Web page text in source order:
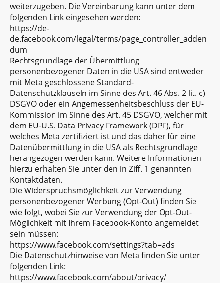
weiterzugeben. Die Vereinbarung kann unter dem
folgenden Link eingesehen werden:
https://de-
de.facebook.com/legal/terms/page_controller_adden
dum
Rechtsgrundlage der Übermittlung
personenbezogener Daten in die USA sind entweder
mit Meta geschlossene Standard-
Datenschutzklauseln im Sinne des Art. 46 Abs. 2 lit. c)
DSGVO oder ein Angemessenheitsbeschluss der EU-
Kommission im Sinne des Art. 45 DSGVO, welcher mit
dem EU-U.S. Data Privacy Framework (DPF), für
welches Meta zertifiziert ist und das daher für eine
Datenübermittlung in die USA als Rechtsgrundlage
herangezogen werden kann. Weitere Informationen
hierzu erhalten Sie unter den in Ziff. 1 genannten
Kontaktdaten.
Die Widerspruchsmöglichkeit zur Verwendung
personenbezogener Werbung (Opt-Out) finden Sie
wie folgt, wobei Sie zur Verwendung der Opt-Out-
Möglichkeit mit Ihrem Facebook-Konto angemeldet
sein müssen:
https://www.facebook.com/settings?tab=ads
Die Datenschutzhinweise von Meta finden Sie unter
folgenden Link:
https://www.facebook.com/about/privacy/